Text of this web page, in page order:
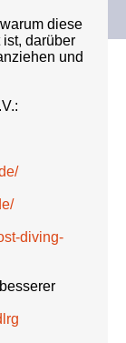
diese
darüber
und
diving-